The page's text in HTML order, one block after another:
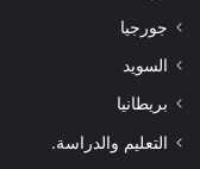
جورجيا
السويد
بريطانيا
التعليم والدراسة.